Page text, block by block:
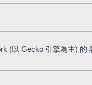
(以 Gecko 引擎為主) 的